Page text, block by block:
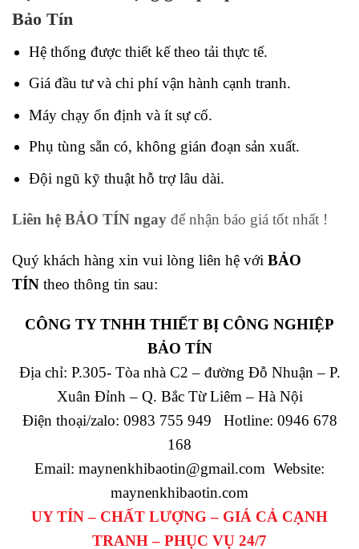
Bảo Tín
Hệ thống được thiết kế theo tải thực tế.
Giá đầu tư và chi phí vận hành cạnh tranh.
Máy chạy ổn định và ít sự cố.
Phụ tùng sẵn có, không gián đoạn sản xuất.
Đội ngũ kỹ thuật hỗ trợ lâu dài.
Liên hệ BẢO TÍN ngay để nhận báo giá tốt nhất !
Quý khách hàng xin vui lòng liên hệ với BẢO
TÍN theo thông tin sau:
CÔNG TY TNHH THIẾT BỊ CÔNG NGHIỆP
BẢO TÍN
Địa chỉ: P.305- Tòa nhà C2 – đường Đỗ Nhuận – P.
Xuân Đỉnh – Q. Bắc Từ Liêm – Hà Nội
Điện thoại/zalo: 0983 755 949 Hotline: 0946 678
168
Email: maynenkhibaotin@gmail.com Website:
maynenkhibaotin.com
UY TÍN – CHẤT LƯỢNG – GIÁ CẢ CẠNH
TRANH – PHỤC VỤ 24/7